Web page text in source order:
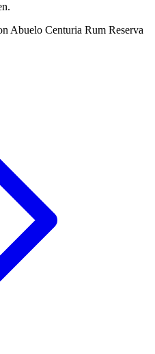
Abuelo Centuria Rum Reserva